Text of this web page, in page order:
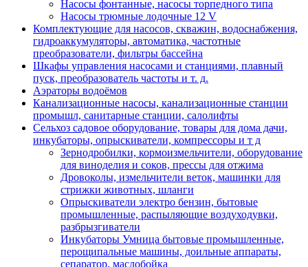
Насосы фонтанные, насосы торпедного типа
Насосы трюмные лодочные 12 V
Комплектующие для насосов, скважин, водоснабжения,
гидроаккумуляторы, автоматика, частотные
преобразователи, фильтры бассейна
Шкафы управления насосами и станциями, плавный
пуск, преобразователь частоты и т. д.
Аэраторы водоёмов
Канализационные насосы, канализационные станции
промышл, санитарные станции, салолифты
Сельхоз садовое оборудование, товары для дома дачи,
инкубаторы, опрыскиватели, компрессоры и т д
Зернодробилки, кормоизмельчители, оборудование
для виноделия и соков, прессы для отжима
Дровоколы, измельчители веток, машинки для
стрижки животных, шланги
Опрыскиватели электро бензин, бытовые
промышленные, распыляющие воздуходувки,
разбрызгиватели
Инкубаторы Умница бытовые промышленные,
перощипальные машины, доильные аппараты,
сепаратор, маслобойка